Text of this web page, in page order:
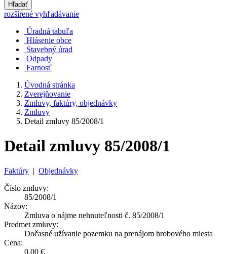
Hľadať
rozšírené vyhľadávanie
Úradná tabuľa
Hlásenie obce
Stavebný úrad
Odpady
Farnosť
Úvodná stránka
Zverejňovanie
Zmluvy, faktúry, objednávky
Zmluvy
Detail zmluvy 85/2008/1
Detail zmluvy 85/2008/1
Faktúry | Objednávky
Číslo zmluvy:
85/2008/1
Názov:
Zmluva o nájme nehnuteľnosti č. 85/2008/1
Predmet zmluvy:
Dočasné užívanie pozemku na prenájom hrobového miesta
Cena:
0,00 €